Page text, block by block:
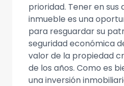
prioridad. Tener en sus
inmueble es una
para resguardar su
seguridad económica
valor de la propiedad
de los años. Como es
una inversión